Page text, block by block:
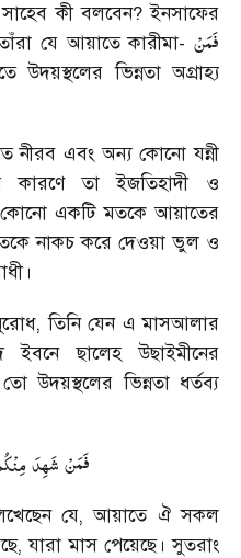
কী বলবেন? ইনসাফের
যে আয়াতে কারীমা- فَمَنْ
উদয়স্থলের ভিন্নতা অগ্রাহ্য
নীরব এবং অন্য কোনো যন্নী
কারণে তা ইজতিহাদী ও
একটি মতকে আয়াতের
নাকচ করে দেওয়া ভুল ও
তিনি যেন এ মাসআলার
ইবনে ছালেহ উছাইমীনের
উদয়স্থলের ভিন্নতা ধর্তব্য
فَمَنْ شَهِدَ
যে, আয়াতে ঐ সকল
যারা মাস পেয়েছে। সুতরাং